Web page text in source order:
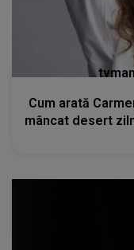
Cum arată
mâncat desert